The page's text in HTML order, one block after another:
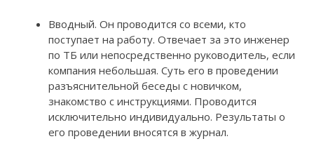
Вводный. Он проводится со всеми, кто
поступает на работу. Отвечает за это инженер
по ТБ или непосредственно руководитель, если
компания небольшая. Суть его в проведении
разъяснительной беседы с новичком,
знакомство с инструкциями. Проводится
исключительно индивидуально. Результаты о
его проведении вносятся в журнал.